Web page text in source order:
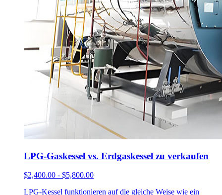
LPG-Gaskessel vs. Erdgaskessel zu verkaufen
$2,400.00 - $5,800.00
LPG-Kessel funktionieren auf die gleiche Weise wie ein